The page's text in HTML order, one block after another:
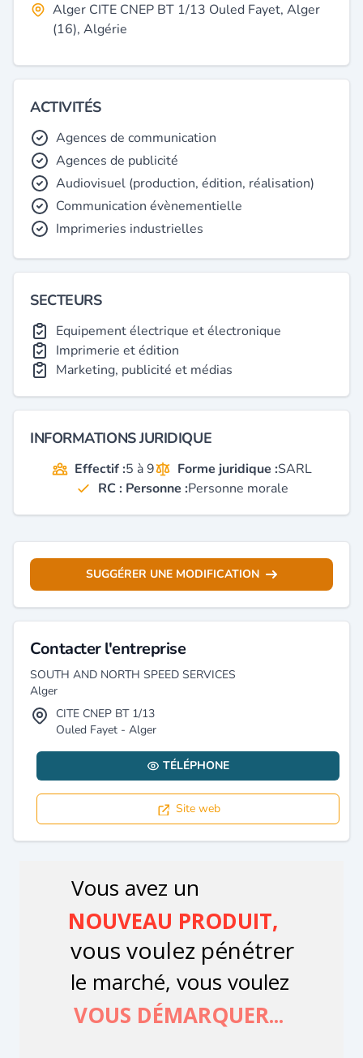
Alger CITE CNEP BT 1/13 Ouled Fayet, Alger
(16), Algérie
ACTIVITÉS
Agences de communication
Agences de publicité
Audiovisuel (production, édition, réalisation)
Communication évènementielle
Imprimeries industrielles
SECTEURS
Equipement électrique et électronique
Imprimerie et édition
Marketing, publicité et médias
INFORMATIONS JURIDIQUE
Effectif :5 à 9 Forme juridique :SARL
RC : Personne :Personne morale
SUGGÉRER UNE MODIFICATION
Contacter l'entreprise
SOUTH AND NORTH SPEED SERVICES
Alger
CITE CNEP BT 1/13
Ouled Fayet - Alger
TÉLÉPHONE
Site web